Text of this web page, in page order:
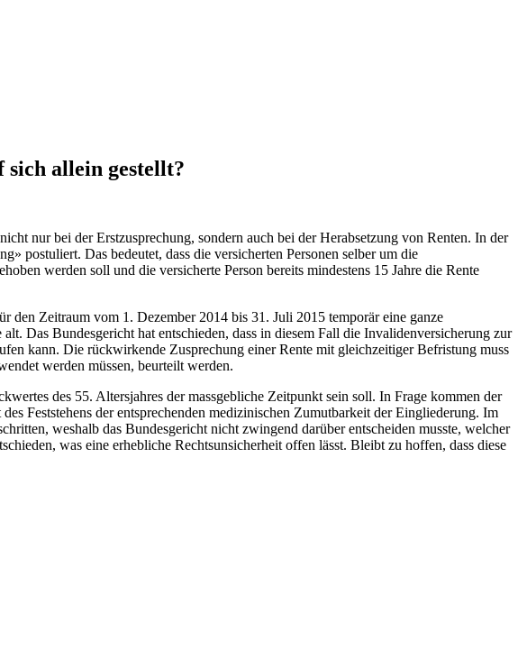
allein gestellt?
nur bei der Erstzusprechung, sondern auch bei der Herabsetzung von Renten. In der
postuliert. Das bedeutet, dass die versicherten Personen selber um die
werden soll und die versicherte Person bereits mindestens 15 Jahre die Rente
Zeitraum vom 1. Dezember 2014 bis 31. Juli 2015 temporär eine ganze
Das Bundesgericht hat entschieden, dass in diesem Fall die Invalidenversicherung zur
kann. Die rückwirkende Zusprechung einer Rente mit gleichzeitiger Befristung muss
werden müssen, beurteilt werden.
des 55. Altersjahres der massgebliche Zeitpunkt sein soll. In Frage kommen der
Feststehens der entsprechenden medizinischen Zumutbarkeit der Eingliederung. Im
weshalb das Bundesgericht nicht zwingend darüber entscheiden musste, welcher
was eine erhebliche Rechtsunsicherheit offen lässt. Bleibt zu hoffen, dass diese